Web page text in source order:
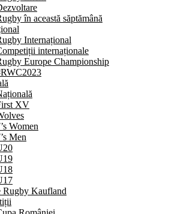
în această săptămână
Internațional
internaționale
Europe Championship
XV
Women
Men
Rugby Kaufland